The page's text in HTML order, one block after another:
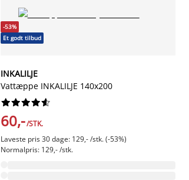
-53%
Et godt tilbud
INKALILJE
Vattæppe INKALILJE 140x200






60,-/STK.
Laveste pris 30 dage: 129,- /stk. (-53%)
Normalpris: 129,- /stk.